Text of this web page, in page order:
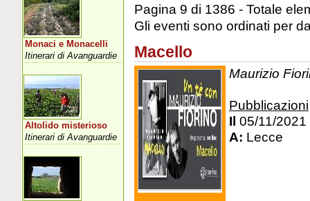
Pagina 9 di 1386 - Totale
Gli eventi sono ordinati per
Macello
Maurizio
Pubblicazioni
Il 05/11/2021
A: Lecce
Monaci e Monacelli
Itinerari di Avanguardie
Altolido misterioso
Itinerari di Avanguardie